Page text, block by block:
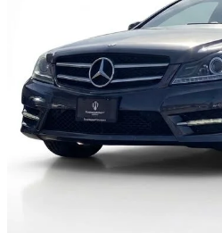
2014 Mercedes-Benz C-Class
C 250 Coupe60 052 km